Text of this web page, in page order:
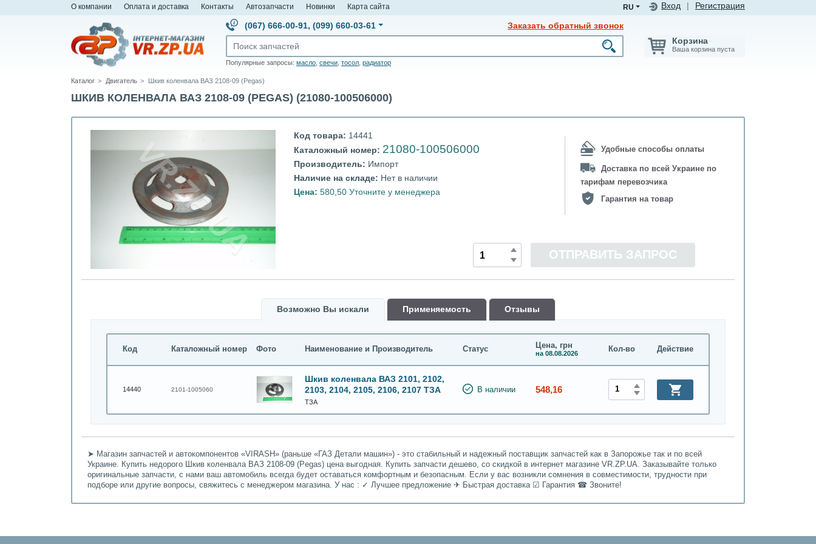
О компании Оплата и доставка Контакты Автозапчасти Новинки Карта сайта Вход Регистрация
RU
(067) 666-00-91, (099) 660-03-61 Заказать обратный звонок
Популярные запросы: масло свечи тосол радиатор
Корзина
Ваша корзина пуста
Каталог Двигатель Шкив коленвала ВАЗ 2108-09 (Pegas)
ШКИВ КОЛЕНВАЛА ВАЗ 2108-09 (PEGAS) (21080-100506000)
Код товара: 14441
Каталожный номер: 21080-100506000
Производитель: Импорт
Наличие на складе: Нет в наличии
Цена: 580,50 Уточните у менеджера
Удобные способы оплаты
Доставка по всей Украине по
тарифам перевозчика
Гарантия на товар
ОТПРАВИТЬ ЗАПРОС
Возможно Вы искали Применяемость Oтзывы
Код Каталожный номер Фото Наименование и Производитель Статус Цена, грн
на 08.08.2026 Кол-во Действие
14440 2101-1005060
Шкив коленвала ВАЗ 2101, 2102,
2103, 2104, 2105, 2106, 2107 ТЗА
ТЗА
В наличии 548,16
➤ Магазин запчастей и автокомпонентов «VIRASH» (раньше «ГАЗ Детали машин») - это стабильный и надежный поставщик запчастей как в Запорожье так и по всей
Украине. Купить недорого Шкив коленвала ВАЗ 2108-09 (Pegas) цена выгодная. Купить запчасти дешево, со скидкой в интернет магазине VR.ZP.UA. Заказывайте только
оригинальные запчасти, с нами ваш автомобиль всегда будет оставаться комфортным и безопасным. Если у вас возникли сомнения в совместимости, трудности при
подборе или другие вопросы, свяжитесь с менеджером магазина. У нас : ✓ Лучшее предложение ✈ Быстрая доставка ☑ Гарантия ☎ Звоните!